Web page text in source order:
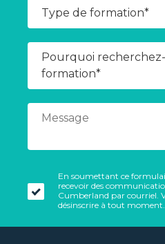
En soumettant ce
recevoir des
Cumberland par courriel.
désinscrire à tout moment.